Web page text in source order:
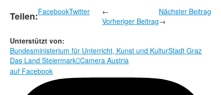
Teilen:FacebookTwitter
←
Vorheriger Beitrag
Nächster Beitrag
→
Unterstützt von:
Bundesministerium für Unterricht, Kunst und KulturStadt Graz
Das Land SteiermarkCamera Austria
auf Facebook